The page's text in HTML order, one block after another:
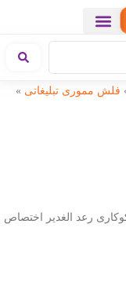
فلش مموری تبلیغاتی »
رعد الغدیر اختصاص